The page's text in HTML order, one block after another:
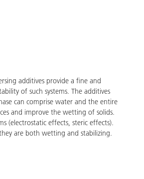
additives provide a fine and
of such systems. The additives
can comprise water and the entire
and improve the wetting of solids.
(electrostatic effects, steric effects).
are both wetting and stabilizing.